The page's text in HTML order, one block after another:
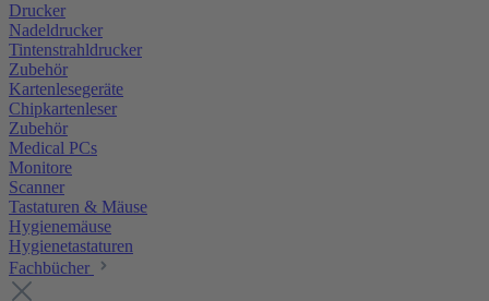
Drucker
Nadeldrucker
Tintenstrahldrucker
Zubehör
Kartenlesegeräte
Chipkartenleser
Zubehör
Medical PCs
Monitore
Scanner
Tastaturen & Mäuse
Hygienemäuse
Hygienetastaturen
Fachbücher